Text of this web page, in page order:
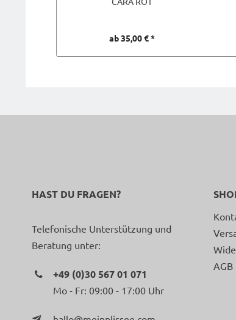
ab 35,00 € *
HAST DU FRAGEN?
Telefonische Unterstützung und
Beratung unter:
+49 (0)30 567 01 071
Mo - Fr: 09:00 - 17:00 Uhr
AGB